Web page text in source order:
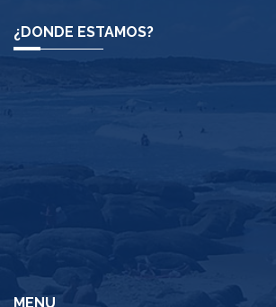
¿DONDE ESTAMOS?
MENU